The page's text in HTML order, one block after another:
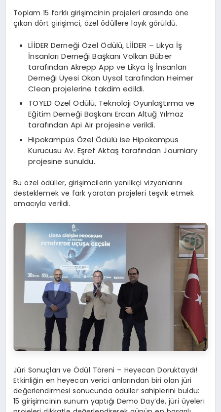
Toplam 15 farklı girişimcinin projeleri arasında öne
çıkan dört girişimci, özel ödüllere layık görüldü.
LİİDER Derneği Özel Ödülü, LİİDER – Likya İş
İnsanları Derneği Başkanı Volkan Büber
tarafından Akrepp App ve Likya İş İnsanları
Derneği Üyesi Okan Uysal tarafından Heimer
Clean projelerine takdim edildi.
TOYED Özel Ödülü, Teknoloji Oyunlaştırma ve
Eğitim Derneği Başkanı Ercan Altuğ Yılmaz
tarafından Api Air projesine verildi.
Hipokampüs Özel Ödülü ise Hipokampüs
Kurucusu Av. Eşref Aktaş tarafından Journiary
projesine sunuldu.
Bu özel ödüller, girişimcilerin yenilikçi vizyonlarını
desteklemek ve fark yaratan projeleri teşvik etmek
amacıyla verildi.
Jüri Sonuçları ve Ödül Töreni – Heyecan Doruktaydı!
Etkinliğin en heyecan verici anlarından biri olan jüri
değerlendirmesi sonucunda ödüller sahiplerini buldu:
15 girişimcinin sunum yaptığı Demo Day’de, jüri üyeleri